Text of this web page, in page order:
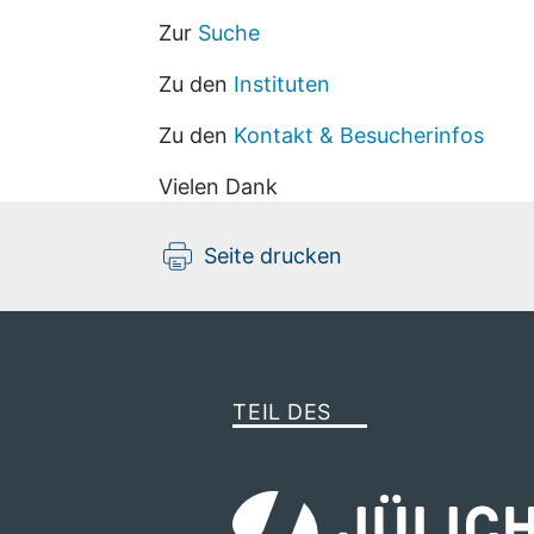
Zur Suche
Zu den Instituten
Zu den Kontakt & Besucherinfos
Vielen Dank
Seite drucken
TEIL DES